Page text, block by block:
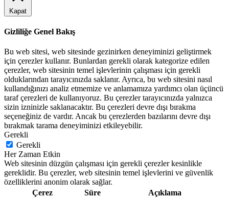
Kapat
Gizliliğe Genel Bakış
Bu web sitesi, web sitesinde gezinirken deneyiminizi geliştirmek
için çerezler kullanır. Bunlardan gerekli olarak kategorize edilen
çerezler, web sitesinin temel işlevlerinin çalışması için gerekli
olduklarından tarayıcınızda saklanır. Ayrıca, bu web sitesini nasıl
kullandığınızı analiz etmemize ve anlamamıza yardımcı olan üçüncü
taraf çerezleri de kullanıyoruz. Bu çerezler tarayıcınızda yalnızca
sizin izninizle saklanacaktır. Bu çerezleri devre dışı bırakma
seçeneğiniz de vardır. Ancak bu çerezlerden bazılarını devre dışı
bırakmak tarama deneyiminizi etkileyebilir.
Gerekli
Gerekli
Her Zaman Etkin
Web sitesinin düzgün çalışması için gerekli çerezler kesinlikle
gereklidir. Bu çerezler, web sitesinin temel işlevlerini ve güvenlik
özelliklerini anonim olarak sağlar.
Çerez
Süre Açıklama